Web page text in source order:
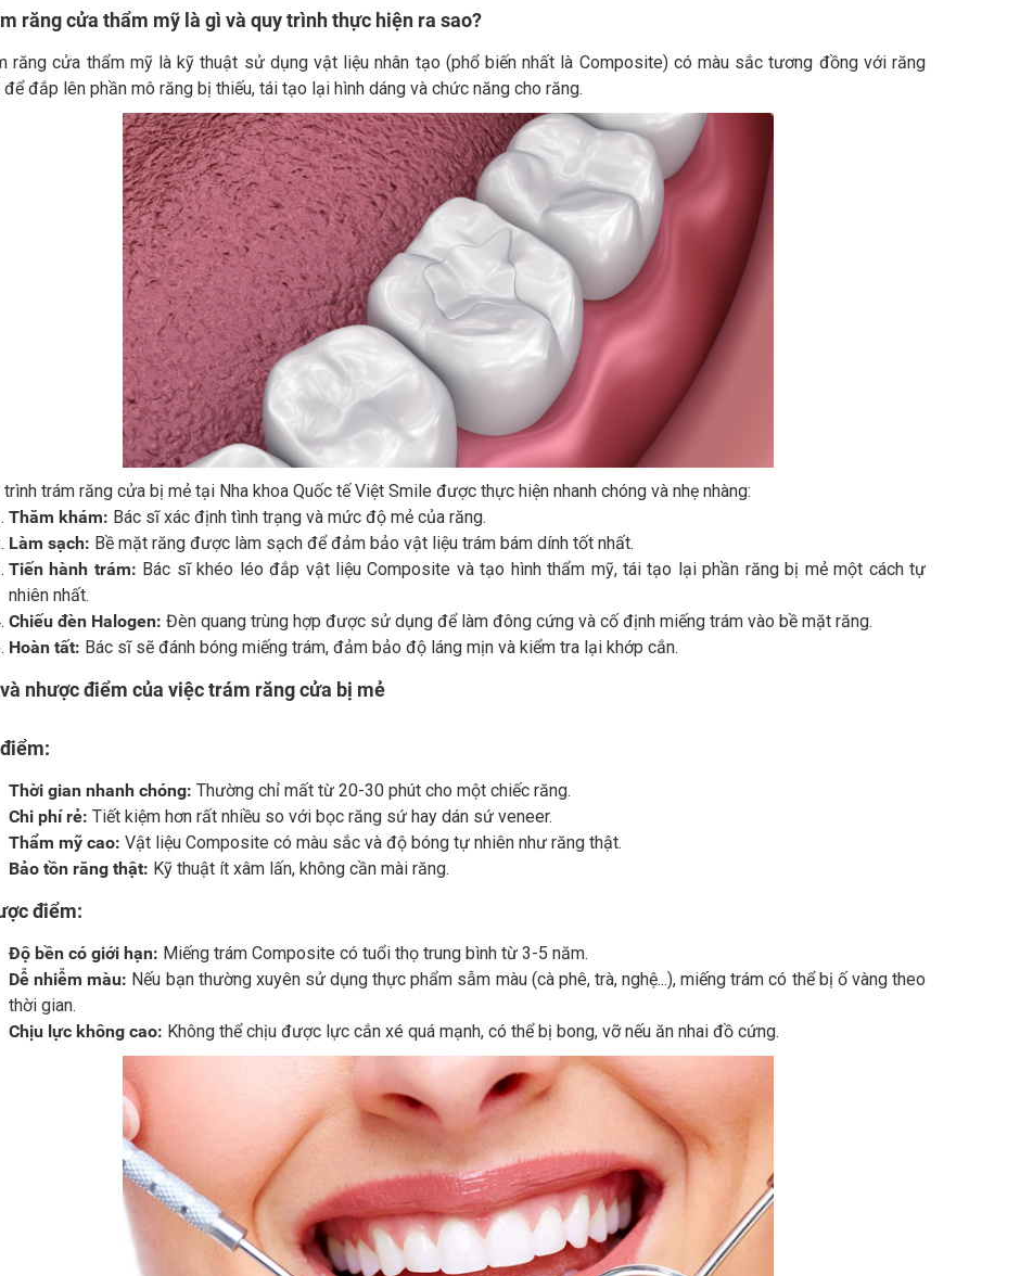
răng cửa thẩm mỹ là gì và quy trình thực hiện ra sao?
răng cửa thẩm mỹ là kỹ thuật sử dụng vật liệu nhân tạo (phổ biến nhất là Composite) có màu sắc tương đồng với răng
đắp lên phần mô răng bị thiếu, tái tạo lại hình dáng và chức năng cho răng.
trình trám răng cửa bị mẻ tại Nha khoa Quốc tế Việt Smile được thực hiện nhanh chóng và nhẹ nhàng:
Thăm khám: Bác sĩ xác định tình trạng và mức độ mẻ của răng.
Làm sạch: Bề mặt răng được làm sạch để đảm bảo vật liệu trám bám dính tốt nhất.
Tiến hành trám: Bác sĩ khéo léo đắp vật liệu Composite và tạo hình thẩm mỹ, tái tạo lại phần răng bị mẻ một cách tự
nhiên nhất.
Chiếu đèn Halogen: Đèn quang trùng hợp được sử dụng để làm đông cứng và cố định miếng trám vào bề mặt răng.
Hoàn tất: Bác sĩ sẽ đánh bóng miếng trám, đảm bảo độ láng mịn và kiểm tra lại khớp cắn.
nhược điểm của việc trám răng cửa bị mẻ
Thời gian nhanh chóng: Thường chỉ mất từ 20-30 phút cho một chiếc răng.
Chi phí rẻ: Tiết kiệm hơn rất nhiều so với bọc răng sứ hay dán sứ veneer.
Thẩm mỹ cao: Vật liệu Composite có màu sắc và độ bóng tự nhiên như răng thật.
Bảo tồn răng thật: Kỹ thuật ít xâm lấn, không cần mài răng.
điểm:
Độ bền có giới hạn: Miếng trám Composite có tuổi thọ trung bình từ 3-5 năm.
Dễ nhiễm màu: Nếu bạn thường xuyên sử dụng thực phẩm sẫm màu (cà phê, trà, nghệ...), miếng trám có thể bị ố vàng theo
thời gian.
Chịu lực không cao: Không thể chịu được lực cắn xé quá mạnh, có thể bị bong, vỡ nếu ăn nhai đồ cứng.